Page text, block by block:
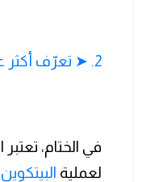
2. ➤ تعرّف أكثر على التخزين البارد للبيتكوين.
في الختام،
لعملية البيتكوين